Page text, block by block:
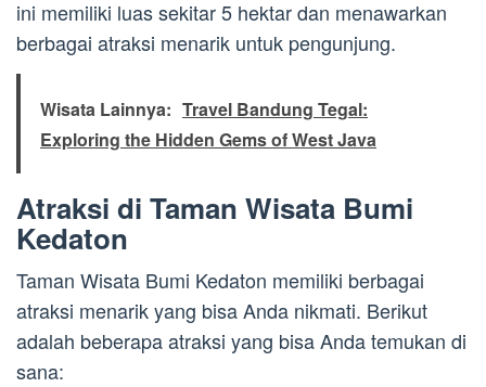
ini memiliki luas sekitar 5 hektar dan menawarkan
berbagai atraksi menarik untuk pengunjung.
Wisata Lainnya: Travel Bandung Tegal:
Exploring the Hidden Gems of West Java
Atraksi di Taman Wisata Bumi
Kedaton
Taman Wisata Bumi Kedaton memiliki berbagai
atraksi menarik yang bisa Anda nikmati. Berikut
adalah beberapa atraksi yang bisa Anda temukan di
sana: